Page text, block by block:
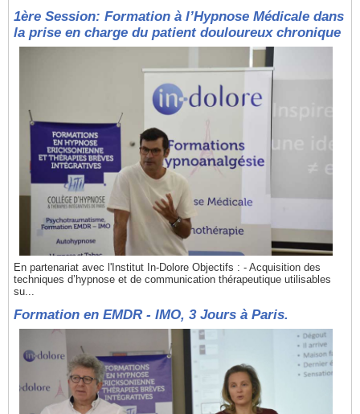
1ère Session: Formation à l’Hypnose Médicale dans
la prise en charge du patient douloureux chronique
En partenariat avec l'Institut In-Dolore Objectifs : - Acquisition des
techniques d’hypnose et de communication thérapeutique utilisables
su...
Formation en EMDR - IMO, 3 Jours à Paris.